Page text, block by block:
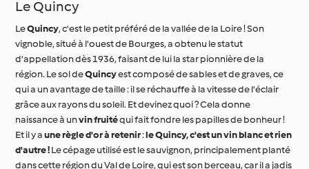
vignoble, situé à l'ouest de Bourges, a obtenu le statut
d'appellation dès 1936, faisant de lui la star pionnière de la
région. Le sol de
qui a un avantage de taille : il se réchauffe à la vitesse de l'éclair
grâce aux rayons du soleil. Et devinez quoi ? Cela donne
naissance à un
vin fruité
qui fait fondre les papilles de bonheur !
Et il y a
une règle d'or à retenir
le Quincy, c'est un vin blanc et rien
d'autre !
Le cépage utilisé est le sauvignon, principalement planté
dans cette région du Val de Loire, qui est son berceau, car il a jadis
été apporté.
on le savoure généralement dans sa jeunesse, pour